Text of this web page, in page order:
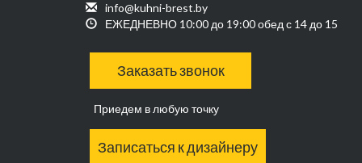
info@kuhni-brest.by
ЕЖЕДНЕВНО 10:00 до 19:00 обед с 14 до 15
Заказать звонок
Приедем в любую точку
Записаться к дизайнеру